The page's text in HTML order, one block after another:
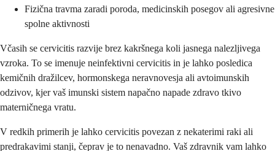
Fizična travma zaradi poroda, medicinskih posegov ali agresivne
spolne aktivnosti
Včasih se cervicitis razvije brez kakršnega koli jasnega nalezljivega
vzroka. To se imenuje neinfektivni cervicitis in je lahko posledica
kemičnih dražilcev, hormonskega neravnovesja ali avtoimunskih
odzivov, kjer vaš imunski sistem napačno napade zdravo tkivo
materničnega vratu.
V redkih primerih je lahko cervicitis povezan z nekaterimi raki ali
predrakavimi stanji, čeprav je to nenavadno. Vaš zdravnik vam lahko